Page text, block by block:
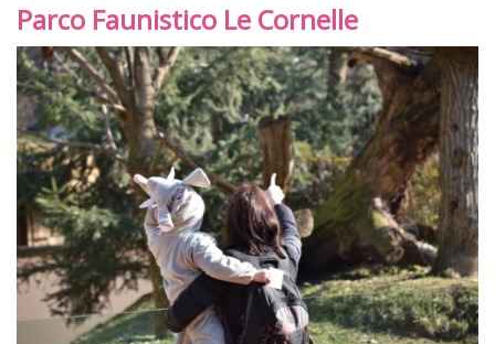
Parco Faunistico Le Cornelle